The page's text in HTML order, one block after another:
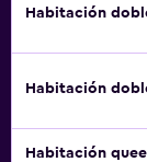
Habitación
Habitación
Habitación